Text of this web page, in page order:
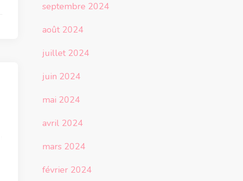
septembre 2024
août 2024
juillet 2024
juin 2024
mai 2024
avril 2024
mars 2024
février 2024